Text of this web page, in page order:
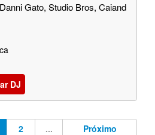
Gato, Studio Bros, Caiand
DJ
2 ... Próximo